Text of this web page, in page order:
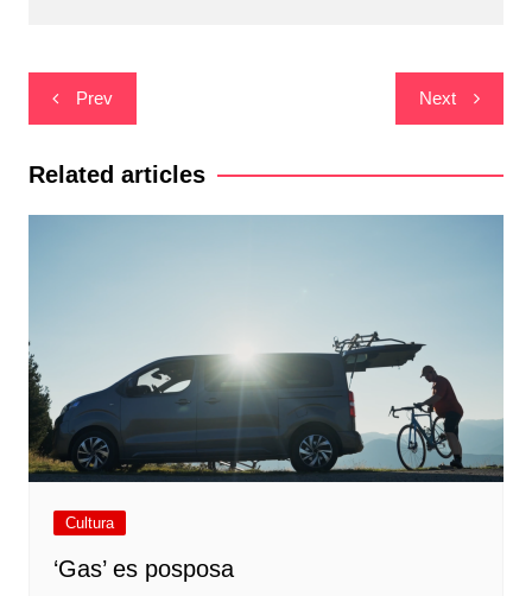
Navegació
d'entrades
Prev Next
Related articles
Cultura
‘Gas’ es posposa